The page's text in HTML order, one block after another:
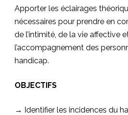
Apporter les éclairages
nécessaires pour prendre en
de l’intimité, de la vie affective
l’accompagnement des
handicap.
OBJECTIFS
→ Identifier les incidences du